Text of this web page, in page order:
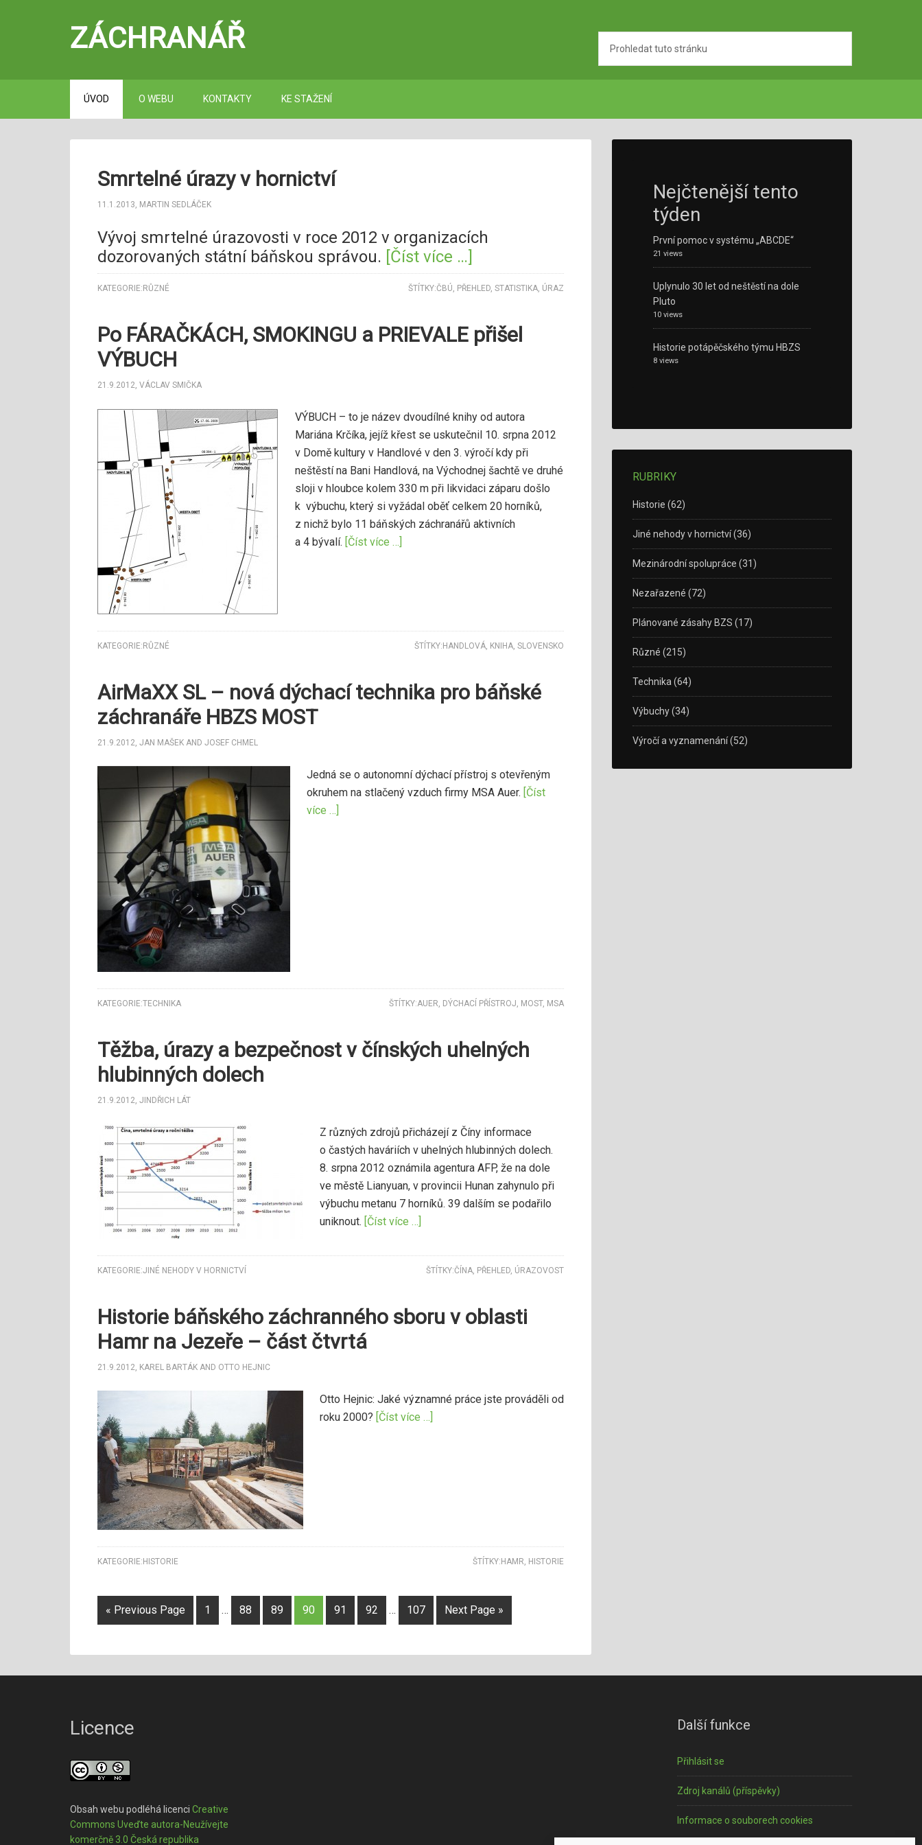
ZÁCHRANÁŘ
ÚVOD O WEBU KONTAKTY KE STAŽENÍ
Smrtelné úrazy v hornictví
11.1.2013, MARTIN SEDLÁČEK
Vývoj smrtelné úrazovosti v roce 2012 v organizacích
dozorovaných státní báňskou správou. [Číst více …]
KATEGORIE: RŮZNÉ ŠTÍTKY:ČBÚ, PŘEHLED, STATISTIKA, ÚRAZ
Po FÁRAČKÁCH, SMOKINGU a PRIEVALE přišel
VÝBUCH
21.9.2012, VÁCLAV SMIČKA
VÝBUCH – to je název dvoudílné knihy od autora
Mariána Krčíka, jejíž křest se uskutečnil 10. srpna 2012
v Domě kultury v Handlové v den 3. výročí kdy při
neštěstí na Bani Handlová, na Východnej šachtě ve druhé
sloji v hloubce kolem 330 m při likvidaci záparu došlo
k výbuchu, který si vyžádal oběť celkem 20 horníků,
z nichž bylo 11 báňských záchranářů aktivních
a 4 bývalí. [Číst více …]
KATEGORIE: RŮZNÉ ŠTÍTKY: HANDLOVÁ, KNIHA, SLOVENSKO
AirMaXX SL – nová dýchací technika pro báňské
záchranáře HBZS MOST
21.9.2012, JAN MAŠEK AND JOSEF CHMEL
Jedná se o autonomní dýchací přístroj s otevřeným
okruhem na stlačený vzduch firmy MSA Auer. [Číst
více …]
KATEGORIE:TECHNIKA ŠTÍTKY:AUER, DÝCHACÍ PŘÍSTROJ, MOST, MSA
Těžba, úrazy a bezpečnost v čínských uhelných
hlubinných dolech
21.9.2012, JINDŘICH LÁT
Z různých zdrojů přicházejí z Číny informace
o častých haváriích v uhelných hlubinných dolech.
8. srpna 2012 oznámila agentura AFP, že na dole
ve městě Lianyuan, v provincii Hunan zahynulo při
výbuchu metanu 7 horníků. 39 dalším se podařilo
uniknout. [Číst více …]
KATEGORIE:JINÉ NEHODY V HORNICTVÍ ŠTÍTKY:ČÍNA, PŘEHLED, ÚRAZOVOST
Historie báňského záchranného sboru v oblasti
Hamr na Jezeře – část čtvrtá
21.9.2012, KAREL BARTÁK AND OTTO HEJNIC
Otto Hejnic: Jaké významné práce jste prováděli od
roku 2000? [Číst více …]
KATEGORIE: HISTORIE ŠTÍTKY: HAMR, HISTORIE
« Previous Page 1 … 88 89 90 91 92 … 107 Next Page »
Nejčtenější tento
týden
První pomoc v systému „ABCDE“
21 views
Uplynulo 30 let od neštěstí na dole
Pluto
10 views
Historie potápěčského týmu HBZS
8 views
RUBRIKY
Historie (62)
Jiné nehody v hornictví(36)
Mezinárodní spolupráce (31)
Nezařazené (72)
Plánované zásahy BZS (17)
Různé (215)
Technika (64)
Výbuchy(34)
Výročí a vyznamenání(52)
Licence
Obsah webu podléhá licenci Creative
Commons Uveďte autora-Neužívejte
komerčně 3.0 Česká republika
Další funkce
Přihlásit se
Zdroj kanálů (příspěvky)
Informace o souborech cookies